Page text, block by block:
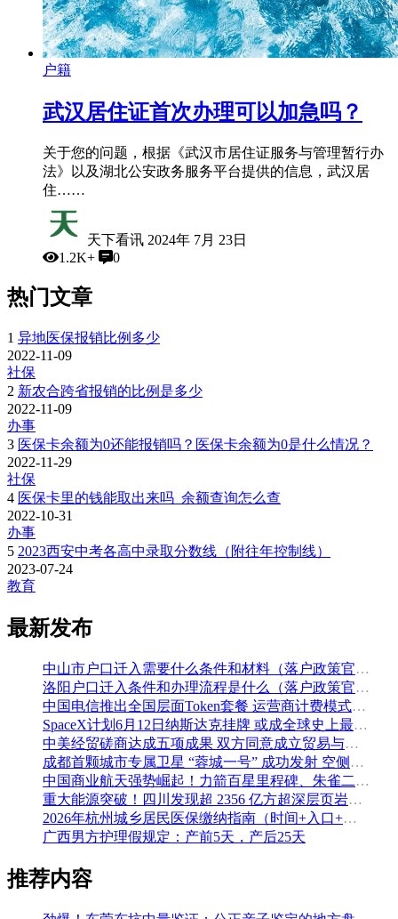
户籍
武汉居住证首次办理可以加急吗？
关于您的问题，根据《武汉市居住证服务与管理暂行办
法》以及湖北公安政务服务平台提供的信息，武汉居
住……
天下看讯 2024年 7月 23日
1.2K+
0
热门文章
1 异地医保报销比例多少
2022-11-09
社保
2 新农合跨省报销的比例是多少
2022-11-09
办事
3 医保卡余额为0还能报销吗？医保卡余额为0是什么情况？
2022-11-29
社保
4 医保卡里的钱能取出来吗_余额查询怎么查
2022-10-31
办事
5 2023西安中考各高中录取分数线（附往年控制线）
2023-07-24
教育
最新发布
中山市户口迁入需要什么条件和材料（落户政策官方解读）
洛阳户口迁入条件和办理流程是什么（落户政策官方问答汇总）
中国电信推出全国层面Token套餐 运营商计费模式从”流量”迈向”算力”
SpaceX计划6月12日纳斯达克挂牌 或成全球史上最大规模IPO
中美经贸磋商达成五项成果 双方同意成立贸易与投资双理事会
成都首颗城市专属卫星 “蓉城一号” 成功发射 空侧直转模式同步落地 双重大突破助力国际门户枢纽建设
中国商业航天强势崛起！力箭百星里程碑、朱雀二号改进型发射成功
重大能源突破！四川发现超 2356 亿方超深层页岩气田，保障国家能源安全
2026年杭州城乡居民医保缴纳指南（时间+入口+金额）
广西男方护理假规定：产前5天，产后25天
推荐内容